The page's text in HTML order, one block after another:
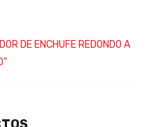
DE ENCHUFE REDONDO A